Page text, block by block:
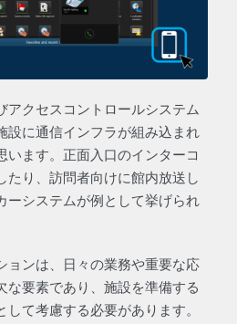
アクセスコントロールシステム
設に通信インフラが組み込まれ
います。正面入口のインターコ
たり、訪問者向けに館内放送し
ーシステムが例として挙げられ
ョンは、日々の業務や重要な応
な要素であり、施設を準備する
て考慮する必要があります。